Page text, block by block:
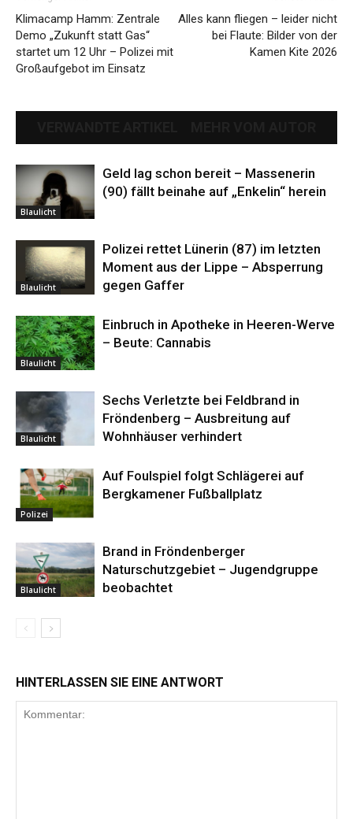
Klimacamp Hamm: Zentrale
Demo „Zukunft statt Gas“
startet um 12 Uhr – Polizei mit
Großaufgebot im Einsatz
Alles kann fliegen – leider nicht
bei Flaute: Bilder von der
Kamen Kite 2026
Blaulicht
Geld lag schon bereit – Massenerin
(90) fällt beinahe auf „Enkelin“ herein
Blaulicht
Polizei rettet Lünerin (87) im letzten
Moment aus der Lippe – Absperrung
gegen Gaffer
Blaulicht
Einbruch in Apotheke in Heeren-Werve
– Beute: Cannabis
Blaulicht
Sechs Verletzte bei Feldbrand in
Fröndenberg – Ausbreitung auf
Wohnhäuser verhindert
Polizei
Auf Foulspiel folgt Schlägerei auf
Bergkamener Fußballplatz
Blaulicht
Brand in Fröndenberger
Naturschutzgebiet – Jugendgruppe
beobachtet
HINTERLASSEN SIE EINE ANTWORT